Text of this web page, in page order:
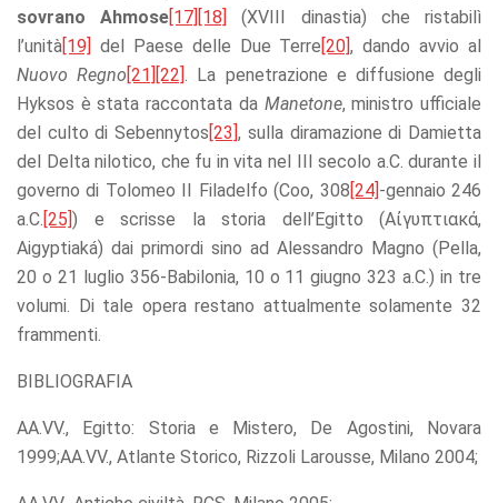
sovrano Ahmose[17] [18]
(XVIII dinastia) che ristabilì
l’unità[19] del Paese delle Due Terre[20], dando avvio al
Nuovo Regno[21] [22]
. La penetrazione e diffusione degli
Hyksos è stata raccontata da Manetone, ministro ufficiale
del culto di Sebennytos[23], sulla diramazione di Damietta
del Delta nilotico, che fu in vita nel III secolo a.C. durante il
governo di Tolomeo II Filadelfo (Coo, 308[24]-gennaio 246
a.C. [25]) e scrisse la storia dell’Egitto (Aἰγυπτιακά,
Aigyptiaká) dai primordi sino ad Alessandro Magno (Pella,
20 o 21 luglio 356-Babilonia, 10 o 11 giugno 323 a.C.) in tre
volumi. Di tale opera restano attualmente solamente 32
frammenti.
BIBLIOGRAFIA
AA.VV., Egitto: Storia e Mistero, De Agostini, Novara
1999;AA.VV., Atlante Storico, Rizzoli Larousse, Milano 2004;